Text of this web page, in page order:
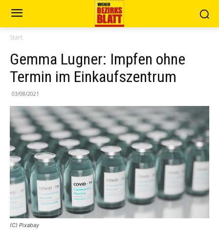
Start
Gemma Lugner: Impfen ohne
Termin im Einkaufszentrum
03/08/2021
(C) Pixabay